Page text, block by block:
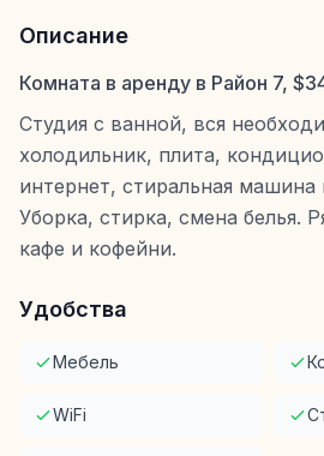
Описание
Комната в аренду в Район 7,
Студия с ванной, вся
холодильник, плита,
интернет, стиральная машина
Уборка, стирка, смена белья.
кафе и кофейни.
Удобства
Мебель
WiFi